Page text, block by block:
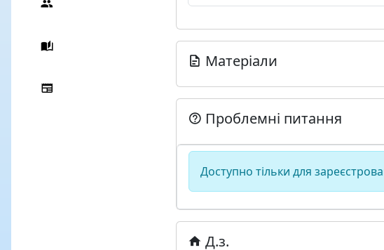
Матеріали
Проблемні питання
Доступно тільки для
Д.з.